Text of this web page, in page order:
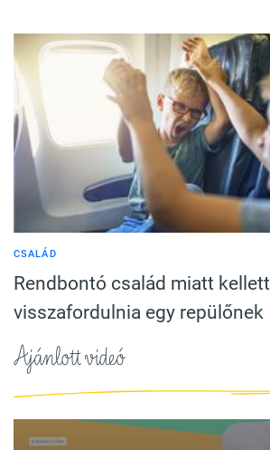
CSALÁD
Rendbontó család miatt kellett
visszafordulnia egy repülőnek
Ajánlott videó